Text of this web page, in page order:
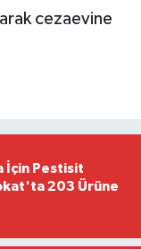
cezaevine
İçin Pestisit
203 Ürüne